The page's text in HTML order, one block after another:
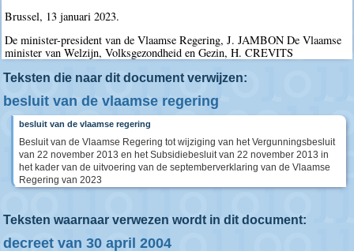
Brussel, 13 januari 2023.
De minister-president van de Vlaamse Regering, J. JAMBON De Vlaamse
minister van Welzijn, Volksgezondheid en Gezin, H. CREVITS
Teksten die naar dit document verwijzen:
besluit van de vlaamse regering
besluit van de vlaamse regering
Besluit van de Vlaamse Regering tot wijziging van het Vergunningsbesluit
van 22 november 2013 en het Subsidiebesluit van 22 november 2013 in
het kader van de uitvoering van de septemberverklaring van de Vlaamse
Regering van 2023
Teksten waarnaar verwezen wordt in dit document:
decreet van 30 april 2004